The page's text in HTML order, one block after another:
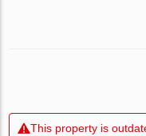
This property is